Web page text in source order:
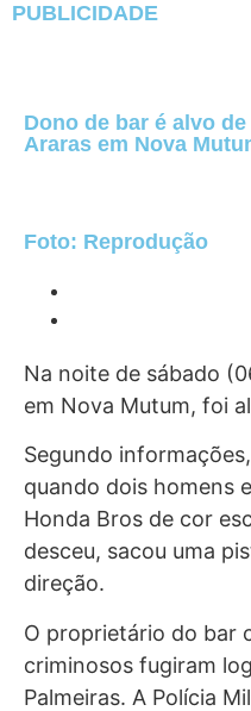
PUBLICIDADE
Dono de bar é alvo
Araras em Nova
Foto: Reprodução
Na noite de sábado
em Nova Mutum, foi
Segundo
quando dois homens
Honda Bros de cor
desceu, sacou uma
direção.
O proprietário do bar
criminosos fugiram
Palmeiras. A Polícia